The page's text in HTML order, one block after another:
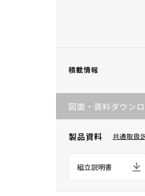
積載情報
図面・資料ダウン
製品資料 共通取扱
組立説明書